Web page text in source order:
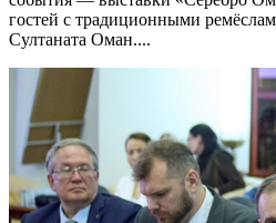
гостей с традиционными
Султаната Оман....